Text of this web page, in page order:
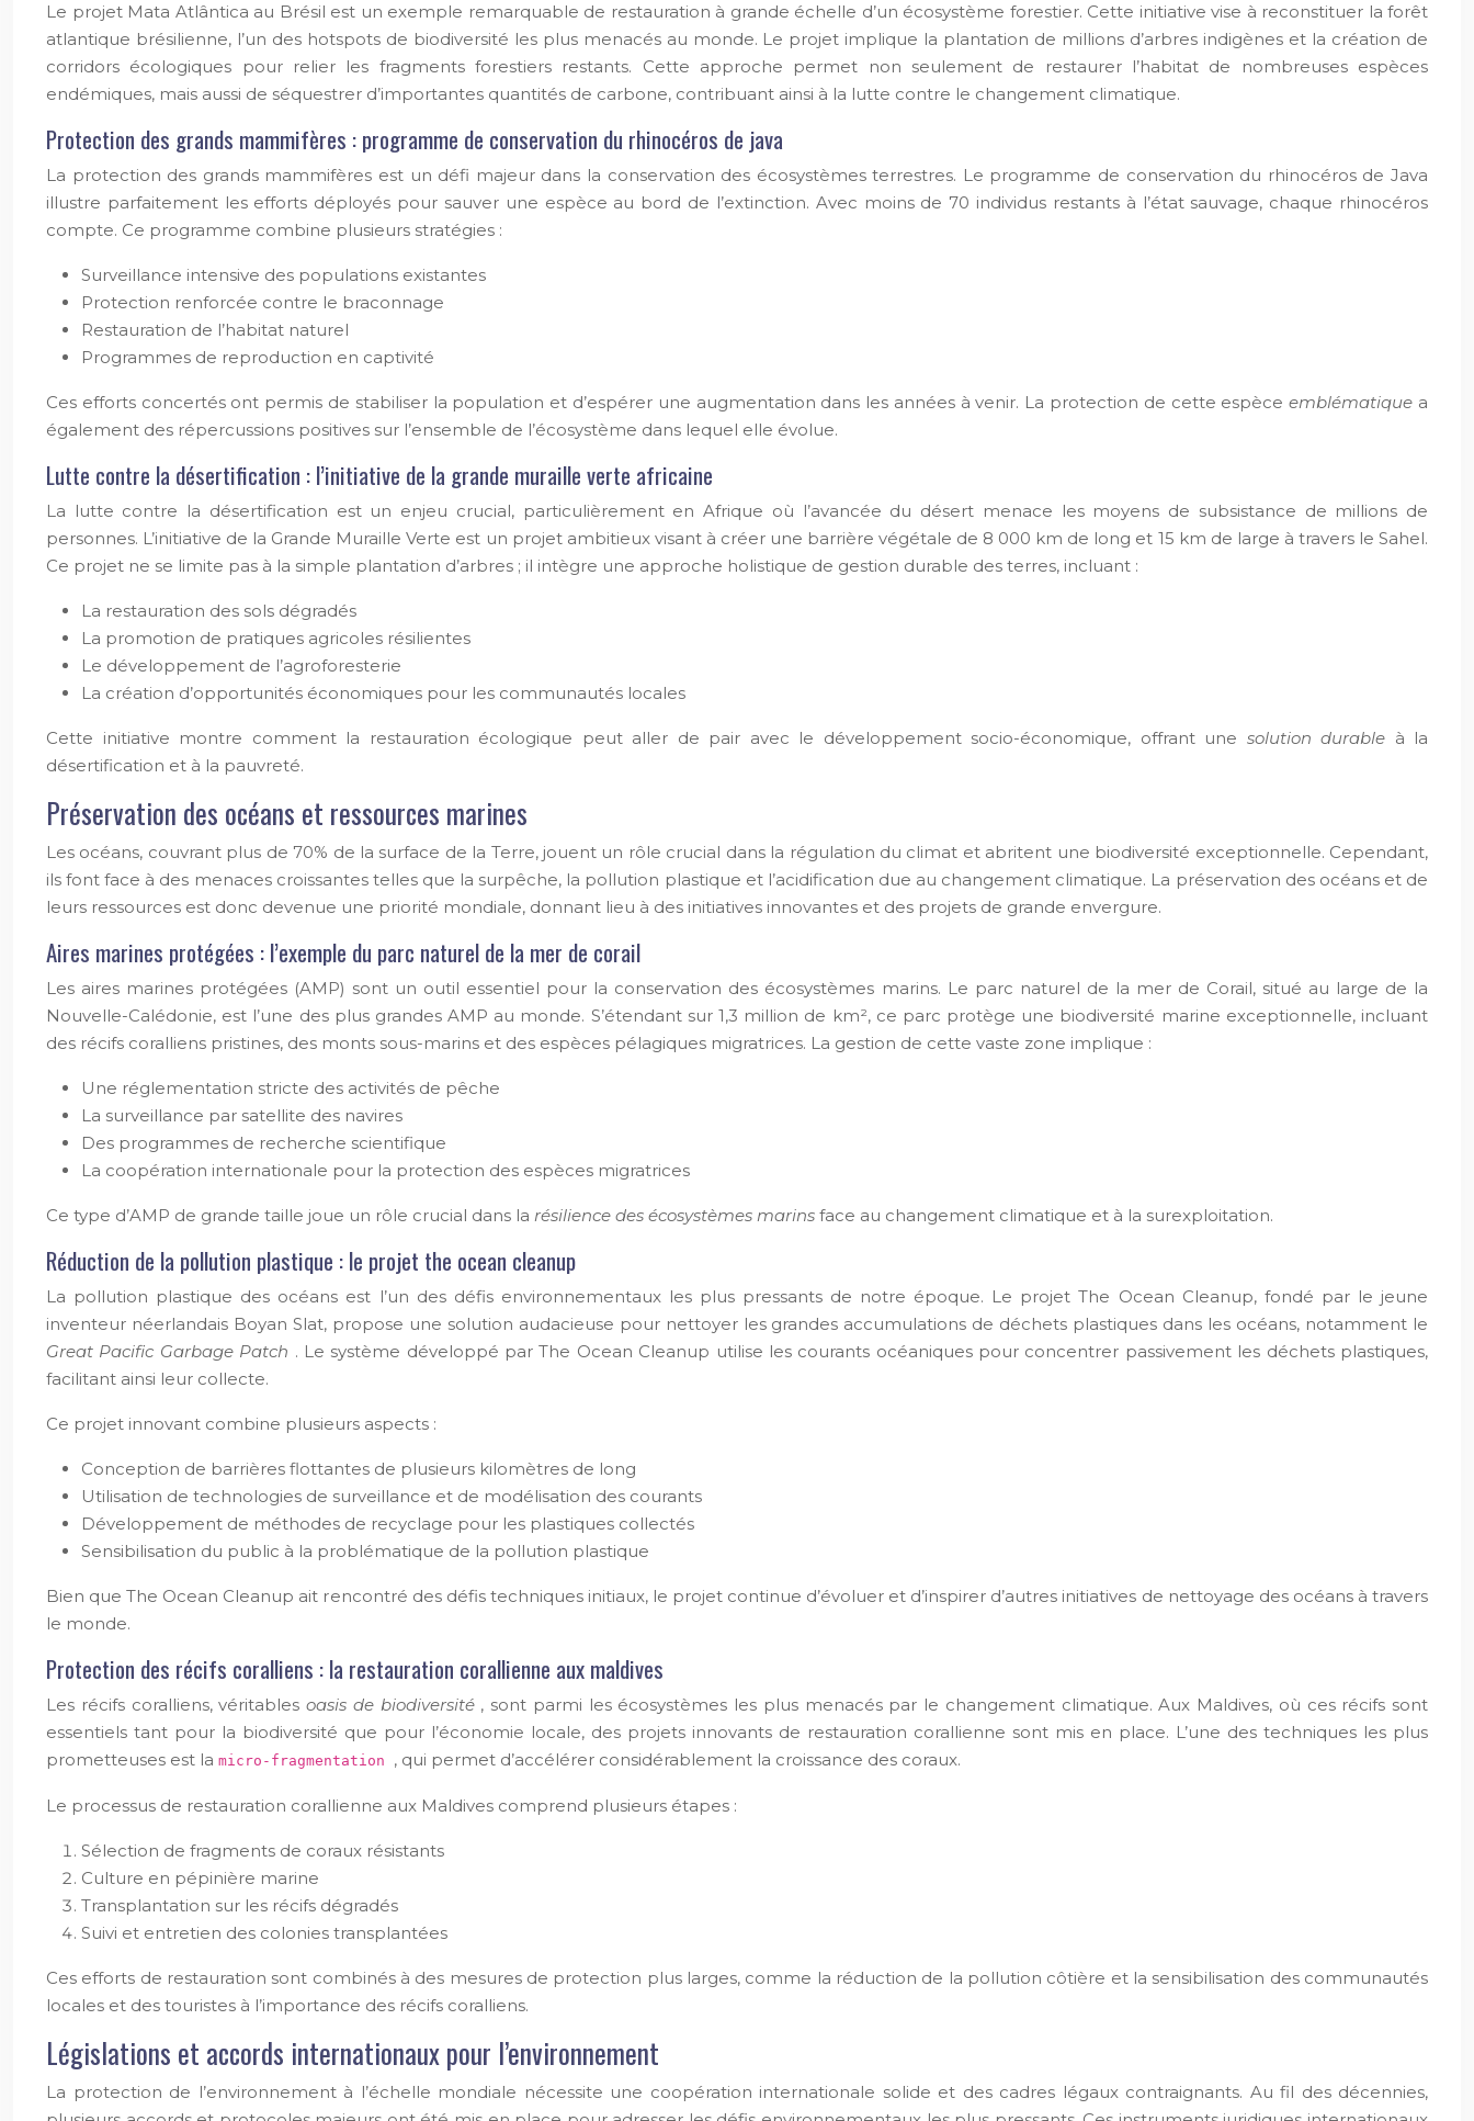
Le projet Mata Atlântica au Brésil est un exemple remarquable de restauration à grande échelle d’un écosystème forestier. Cette initiative vise à reconstituer la forêt
atlantique brésilienne, l’un des hotspots de biodiversité les plus menacés au monde. Le projet implique la plantation de millions d’arbres indigènes et la création de
corridors écologiques pour relier les fragments forestiers restants. Cette approche permet non seulement de restaurer l’habitat de nombreuses espèces
endémiques, mais aussi de séquestrer d’importantes quantités de carbone, contribuant ainsi à la lutte contre le changement climatique.
Protection des grands mammifères : programme de conservation du rhinocéros de java
La protection des grands mammifères est un défi majeur dans la conservation des écosystèmes terrestres. Le programme de conservation du rhinocéros de Java
illustre parfaitement les efforts déployés pour sauver une espèce au bord de l’extinction. Avec moins de 70 individus restants à l’état sauvage, chaque rhinocéros
compte. Ce programme combine plusieurs stratégies :
Surveillance intensive des populations existantes
Protection renforcée contre le braconnage
Restauration de l’habitat naturel
Programmes de reproduction en captivité
Ces efforts concertés ont permis de stabiliser la population et d’espérer une augmentation dans les années à venir. La protection de cette espèceemblématique a
également des répercussions positives sur l’ensemble de l’écosystème dans lequel elle évolue.
Lutte contre la désertification : l’initiative de la grande muraille verte africaine
La lutte contre la désertification est un enjeu crucial, particulièrement en Afrique où l’avancée du désert menace les moyens de subsistance de millions de
personnes. L’initiative de la Grande Muraille Verte est un projet ambitieux visant à créer une barrière végétale de 8 000 km de long et 15 km de large à travers le Sahel.
Ce projet ne se limite pas à la simple plantation d’arbres ; il intègre une approche holistique de gestion durable des terres, incluant :
La restauration des sols dégradés
La promotion de pratiques agricoles résilientes
Le développement de l’agroforesterie
La création d’opportunités économiques pour les communautés locales
Cette initiative montre comment la restauration écologique peut aller de pair avec le développement socio-économique, offrant une solution durable à la
désertification et à la pauvreté.
Préservation des océans et ressources marines
Les océans, couvrant plus de 70% de la surface de la Terre, jouent un rôle crucial dans la régulation du climat et abritent une biodiversité exceptionnelle. Cependant,
ils font face à des menaces croissantes telles que la surpêche, la pollution plastique et l’acidification due au changement climatique. La préservation des océans et de
leurs ressources est donc devenue une priorité mondiale, donnant lieu à des initiatives innovantes et des projets de grande envergure.
Aires marines protégées : l’exemple du parc naturel de la mer de corail
Les aires marines protégées (AMP) sont un outil essentiel pour la conservation des écosystèmes marins. Le parc naturel de la mer de Corail, situé au large de la
Nouvelle-Calédonie, est l’une des plus grandes AMP au monde. S’étendant sur 1,3 million de km², ce parc protège une biodiversité marine exceptionnelle, incluant
des récifs coralliens pristines, des monts sous-marins et des espèces pélagiques migratrices. La gestion de cette vaste zone implique :
Une réglementation stricte des activités de pêche
La surveillance par satellite des navires
Des programmes de recherche scientifique
La coopération internationale pour la protection des espèces migratrices
Ce type d’AMP de grande taille joue un rôle crucial dans la résilience des écosystèmes marins face au changement climatique et à la surexploitation.
Réduction de la pollution plastique : le projet the ocean cleanup
La pollution plastique des océans est l’un des défis environnementaux les plus pressants de notre époque. Le projet The Ocean Cleanup, fondé par le jeune
inventeur néerlandais Boyan Slat, propose une solution audacieuse pour nettoyer les grandes accumulations de déchets plastiques dans les océans, notamment le
Great Pacific Garbage Patch . Le système développé par The Ocean Cleanup utilise les courants océaniques pour concentrer passivement les déchets plastiques,
facilitant ainsi leur collecte.
Ce projet innovant combine plusieurs aspects :
Conception de barrières flottantes de plusieurs kilomètres de long
Utilisation de technologies de surveillance et de modélisation des courants
Développement de méthodes de recyclage pour les plastiques collectés
Sensibilisation du public à la problématique de la pollution plastique
Bien que The Ocean Cleanup ait rencontré des défis techniques initiaux, le projet continue d’évoluer et d’inspirer d’autres initiatives de nettoyage des océans à travers
le monde.
Protection des récifs coralliens : la restauration corallienne aux maldives
Les récifs coralliens, véritables oasis de biodiversité , sont parmi les écosystèmes les plus menacés par le changement climatique. Aux Maldives, où ces récifs sont
essentiels tant pour la biodiversité que pour l’économie locale, des projets innovants de restauration corallienne sont mis en place. L’une des techniques les plus
prometteuses est la micro-fragmentation , qui permet d’accélérer considérablement la croissance des coraux.
Le processus de restauration corallienne aux Maldives comprend plusieurs étapes :
Sélection de fragments de coraux résistants
Culture en pépinière marine
Transplantation sur les récifs dégradés
Suivi et entretien des colonies transplantées
Ces efforts de restauration sont combinés à des mesures de protection plus larges, comme la réduction de la pollution côtière et la sensibilisation des communautés
locales et des touristes à l’importance des récifs coralliens.
Législations et accords internationaux pour l’environnement
La protection de l’environnement à l’échelle mondiale nécessite une coopération internationale solide et des cadres légaux contraignants. Au fil des décennies,